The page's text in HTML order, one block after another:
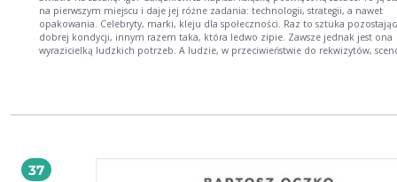
na pierwszym miejscu i daje jej różne zadania: technologii, strategii, a nawet
opakowania. Celebryty, marki, kleju dla społeczności. Raz to sztuka
dobrej kondycji, innym razem taka, która ledwo zipie. Zawsze jednak jest ona
wyrazicielką ludzkich potrzeb. A ludzie, w przeciwieństwie do rekwizytów,
artyfikacji produkcji masowej, presja bycia kreatywnym i wyrażania się poprzez
efektywnej relacji sztuki i biznesu, stał się bardzo ciekawą formą komunikacji. I
powszechną, by warto było zagłębić się w ten świat.
37